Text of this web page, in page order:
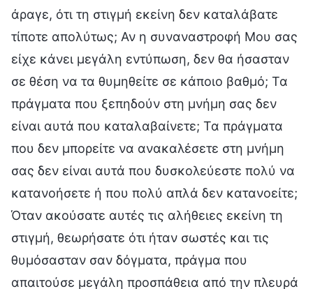
άραγε, ότι τη στιγμή εκείνη δεν καταλάβατε
τίποτε απολύτως; Αν η συναναστροφή Μου σας
είχε κάνει μεγάλη εντύπωση, δεν θα ήσασταν
σε θέση να τα θυμηθείτε σε κάποιο βαθμό; Τα
πράγματα που ξεπηδούν στη μνήμη σας δεν
είναι αυτά που καταλαβαίνετε; Τα πράγματα
που δεν μπορείτε να ανακαλέσετε στη μνήμη
σας δεν είναι αυτά που δυσκολεύεστε πολύ να
κατανοήσετε ή που πολύ απλά δεν κατανοείτε;
Όταν ακούσατε αυτές τις αλήθειες εκείνη τη
στιγμή, θεωρήσατε ότι ήταν σωστές και τις
θυμόσασταν σαν δόγματα, πράγμα που
απαιτούσε μεγάλη προσπάθεια από την πλευρά